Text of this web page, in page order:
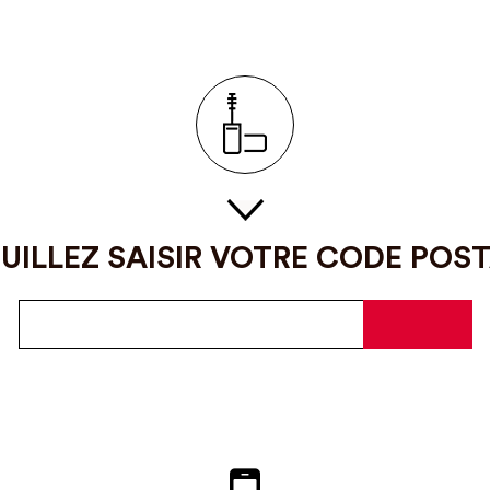
SAISIR VOTRE CODE